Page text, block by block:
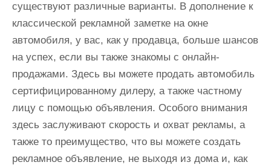
существуют различные варианты. В дополнение к
классической рекламной заметке на окне
автомобиля, у вас, как у продавца, больше шансов
на успех, если вы также знакомы с онлайн-
продажами. Здесь вы можете продать автомобиль
сертифицированному дилеру, а также частному
лицу с помощью объявления. Особого внимания
здесь заслуживают скорость и охват рекламы, а
также то преимущество, что вы можете создать
рекламное объявление, не выходя из дома и, как